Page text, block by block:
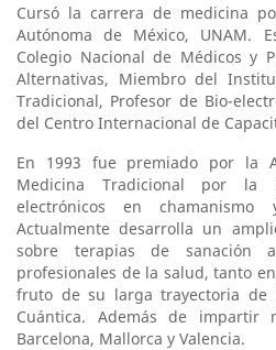
Cursó la carrera de medicina
Autónoma de México, UNAM.
Colegio Nacional de Médicos y
Alternativas, Miembro del
Tradicional, Profesor de Bio-
del Centro Internacional de
En 1993 fue premiado por la
Medicina Tradicional por la
electrónicos en chamanismo
Actualmente desarrolla un
sobre terapias de sanación
profesionales de la salud, tanto
fruto de su larga trayectoria de
Cuántica. Además de impartir
Barcelona, Mallorca y Valencia.